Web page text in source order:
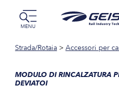
MENU
Strada/Rotaia > Accessori per
MODULO DI RINCALZATURA
DEVIATOI